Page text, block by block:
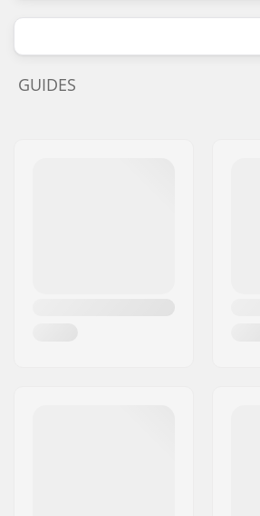
GUIDES